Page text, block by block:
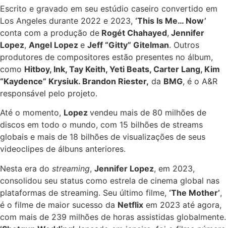
Escrito e gravado em seu estúdio caseiro convertido em
Los Angeles durante 2022 e 2023, ‘This Is Me… Now’
conta com a produção de Rogét Chahayed, Jennifer
Lopez, Angel Lopez e Jeff “Gitty” Gitelman. Outros
produtores de compositores estão presentes no álbum,
como Hitboy, Ink, Tay Keith, Yeti Beats, Carter Lang, Kim
“Kaydence” Krysiuk. Brandon Riester, da BMG, é o A&R
responsável pelo projeto.
Até o momento, Lopez vendeu mais de 80 milhões de
discos em todo o mundo, com 15 bilhões de streams
globais e mais de 18 bilhões de visualizações de seus
videoclipes de álbuns anteriores.
Nesta era do streaming, Jennifer Lopez, em 2023,
consolidou seu status como estrela de cinema global nas
plataformas de streaming. Seu último filme, ‘The Mother’,
é o filme de maior sucesso da Netflix em 2023 até agora,
com mais de 239 milhões de horas assistidas globalmente.